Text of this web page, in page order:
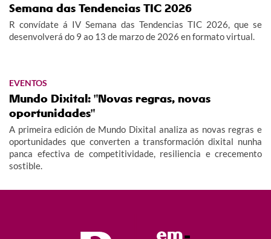
Semana das Tendencias TIC 2026
R convídate á IV Semana das Tendencias TIC 2026, que se
desenvolverá do 9 ao 13 de marzo de 2026 en formato virtual.
EVENTOS
Mundo Dixital: "Novas regras, novas
oportunidades"
A primeira edición de Mundo Dixital analiza as novas regras e
oportunidades que converten a transformación dixital nunha
panca efectiva de competitividade, resiliencia e crecemento
sostible.